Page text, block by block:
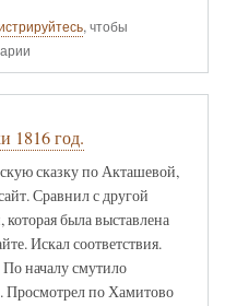
, чтобы
1816 год.
сказку по Акташевой,
Сравнил с другой
которая была выставлена
Искал соответствия.
началу смутило
Просмотрел по Хамитово